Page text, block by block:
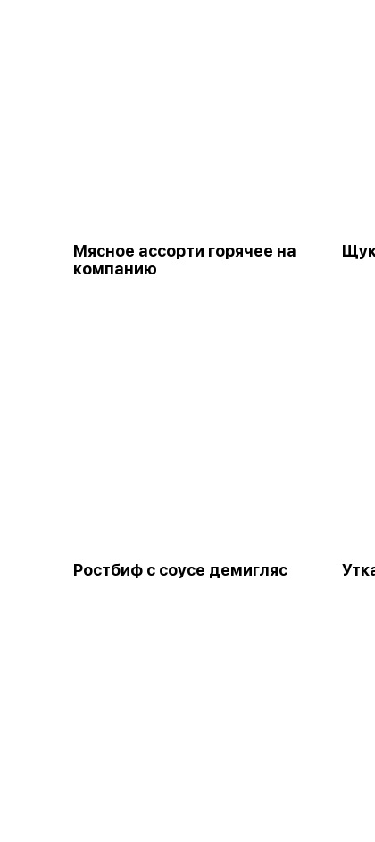
Мясное ассорти горячее на
компанию
Ростбиф с соусе демигляс